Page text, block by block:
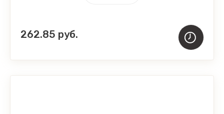
262.85 руб.